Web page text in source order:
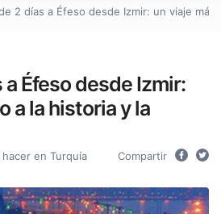
2 días a Éfeso desde Izmir: un viaje
Éfeso desde Izmir:
a la historia y la
en Turquía Compartir